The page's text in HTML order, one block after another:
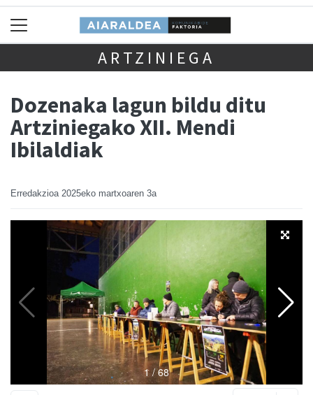
ARTZINIEGA
Dozenaka lagun bildu ditu
Artziniegako XII. Mendi
Ibilaldiak
Erredakzioa 2025eko martxoaren 3a